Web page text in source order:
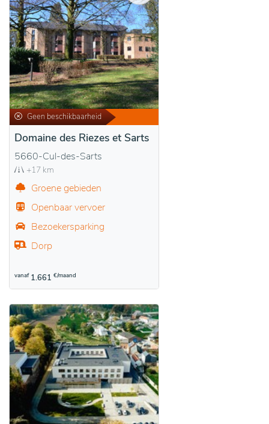
Geen beschikbaarheid
Domaine des Riezes et Sarts
5660-Cul-des-Sarts
+17 km
Groene gebieden
Openbaar vervoer
Bezoekersparking
Dorp
vanaf 1.661 €/maand